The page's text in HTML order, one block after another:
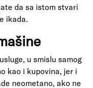
da sa istom stvari
ikada.
u smislu samog
kao i kupovina, jer i
neometano, ako ne